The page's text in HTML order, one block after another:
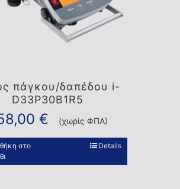
πάγκου/δαπέδου i-
D33P30B1R5
€ (χωρίς ΦΠΑ)
στο
Details